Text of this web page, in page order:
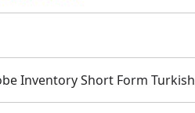
Inventory Short Form Turkish